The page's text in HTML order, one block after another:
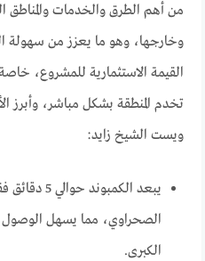
من أهم الطرق والخدمات والمناطق
وخارجها، وهو ما يعزز من سهولة
القيمة الاستثمارية للمشروع،
تخدم المنطقة بشكل مباشر، وأبرز
ويست الشيخ زايد:
يبعد
الصحراوي، مما يسهل الوصول
الكبرى.